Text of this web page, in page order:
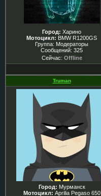
Город: Харино
Мотоцикл: BMW R1200GS
Группа: Модераторы
Сообщений: 325
Сейчас: Offline
Truman
Город: Мурманск
Мотоцикл: Aprilia Pegaso 650